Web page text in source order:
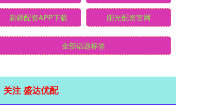
新疆配资APP下载 阳光配资官网
全部话题标签
关注 盛达优配